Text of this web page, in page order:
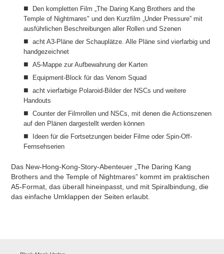
Den kompletten Film „The Daring Kang Brothers and the
Temple of Nightmares" und den Kurzfilm „Under Pressure” mit
ausführlichen Beschreibungen aller Rollen und Szenen
acht A3-Pläne der Schauplätze. Alle Pläne sind vierfarbig und
handgezeichnet
A5-Mappe zur Aufbewahrung der Karten
Equipment-Block für das Venom Squad
acht vierfarbige Polaroid-Bilder der NSCs und weitere
Handouts
Counter der Filmrollen und NSCs, mit denen die Actionszenen
auf den Plänen dargestellt werden können
Ideen für die Fortsetzungen beider Filme oder Spin-Off-
Fernsehserien
Das New-Hong-Kong-Story-Abenteuer „The Daring Kang
Brothers and the Temple of Nightmares” kommt im praktischen
A5-Format, das überall hineinpasst, und mit Spiralbindung, die
das einfache Umklappen der Seiten erlaubt.